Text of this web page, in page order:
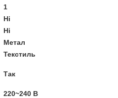
1
Ні
Ні
Метал
Текстиль
Так
220~240 В